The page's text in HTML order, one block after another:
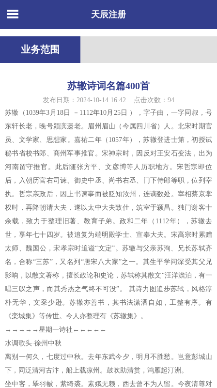
天辰注册
业务范围
苏辙诗词名篇400首
发布日期：2024-10-14 16:42 点击次数：94
苏辙（1039年3月18日 －1112年10月25日 ），字子由，一字同叔，号
东轩长老，晚号颍滨遗老。眉州眉山（今属四川省）人。北宋时期官
员、文学家、思想家。嘉祐二年（1057年），苏辙登进士第，初授试
秘书省校书郎、商州军事推官。宋神宗时，因反对王安石变法，出为
河南留守推官。此后随张方平、文彦博等人历职地方。宋哲宗即位
后，入朝历官右司谏、御史中丞、尚书右丞、门下侍郎等职，位列宰
执。哲宗亲政后，因上书谏事而被贬知汝州，连谪数处。宰相蔡京掌
权时，再降朝请大夫，遂以太中大夫致仕，筑室于颍昌。独门谢客十
余载，致力于整理旧著、教育子弟。政和二年（1112年），苏辙去
世，享年七十四岁。被追复为端明殿学士、宣奉大夫。宋高宗时累赠
太师、魏国公，宋孝宗时追谥“文定”。苏辙与父亲苏洵、兄长苏轼齐
名，合称“三苏”，又名列“唐宋八大家”之一。其生平学问深受其父兄
影响，以散文著称，擅长政论和史论，苏轼称其散文“汪洋澹泊，有一
唱三叹之声，而其秀杰之气终不可没”。 其诗力图追步苏轼，风格淳
朴无华，文采少逊。苏辙亦善书，其书法潇洒自如，工整有序。有
《栾城集》等传世。今人亦整理有《苏辙集》。
→→→→→星期一诗社←←←←←
水调歌头·徐州中秋
离别一何久，七度过中秋。去年东武今夕，明月不胜愁。岂意彭城山
下，同泛清河古汴，船上载凉州。鼓吹助清赏，鸿雁起汀洲。
坐中客，翠羽帔，紫绮裘。素娥无赖，西去曾不为人留。今夜清尊对